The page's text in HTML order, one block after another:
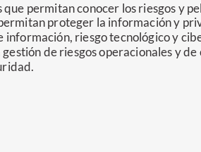
permitan conocer los riesgos y
proteger la información y
riesgo tecnológico y
de riesgos operacionales y